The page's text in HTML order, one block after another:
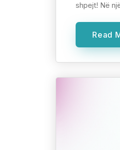
shpejt! Në
Read